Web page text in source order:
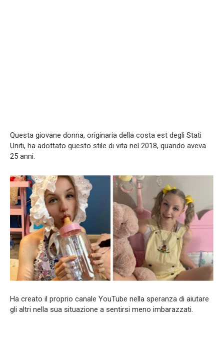
Questa giovane donna, originaria della costa est degli Stati
Uniti, ha adottato questo stile di vita nel 2018, quando aveva
25 anni.
Ha creato il proprio canale YouTube nella speranza di aiutare
gli altri nella sua situazione a sentirsi meno imbarazzati.